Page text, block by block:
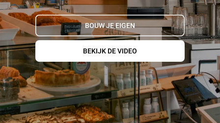
BOUW JE EIGEN
BEKIJK DE VIDEO